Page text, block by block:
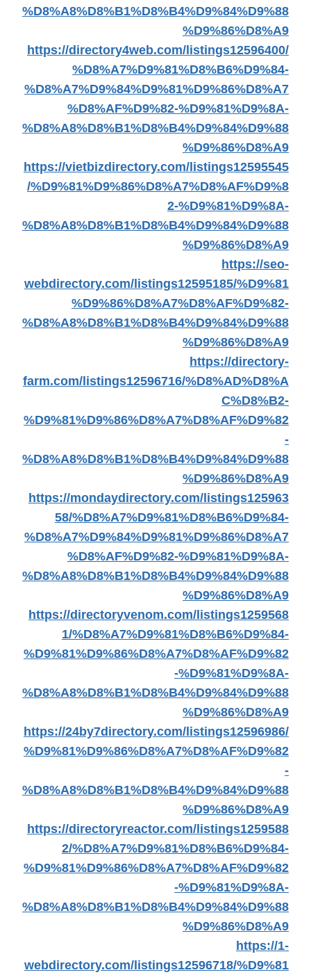
%D8%A8%D8%B1%D8%B4%D9%84%D9%88
%D9%86%D8%A9
https://directory4web.com/listings12596400/
%D8%A7%D9%81%D8%B6%D9%84-
%D8%A7%D9%84%D9%81%D9%86%D8%A7
%D8%AF%D9%82-%D9%81%D9%8A-
%D8%A8%D8%B1%D8%B4%D9%84%D9%88
%D9%86%D8%A9
https://vietbizdirectory.com/listings12595545
/%D9%81%D9%86%D8%A7%D8%AF%D9%8
2-%D9%81%D9%8A-
%D8%A8%D8%B1%D8%B4%D9%84%D9%88
%D9%86%D8%A9
https://seo-
webdirectory.com/listings12595185/%D9%81
%D9%86%D8%A7%D8%AF%D9%82-
%D8%A8%D8%B1%D8%B4%D9%84%D9%88
%D9%86%D8%A9
https://directory-
farm.com/listings12596716/%D8%AD%D8%A
C%D8%B2-
%D9%81%D9%86%D8%A7%D8%AF%D9%82
-
%D8%A8%D8%B1%D8%B4%D9%84%D9%88
%D9%86%D8%A9
https://mondaydirectory.com/listings125963
58/%D8%A7%D9%81%D8%B6%D9%84-
%D8%A7%D9%84%D9%81%D9%86%D8%A7
%D8%AF%D9%82-%D9%81%D9%8A-
%D8%A8%D8%B1%D8%B4%D9%84%D9%88
%D9%86%D8%A9
https://directoryvenom.com/listings1259568
1/%D8%A7%D9%81%D8%B6%D9%84-
%D9%81%D9%86%D8%A7%D8%AF%D9%82
-%D9%81%D9%8A-
%D8%A8%D8%B1%D8%B4%D9%84%D9%88
%D9%86%D8%A9
https://24by7directory.com/listings12596986/
%D9%81%D9%86%D8%A7%D8%AF%D9%82
-
%D8%A8%D8%B1%D8%B4%D9%84%D9%88
%D9%86%D8%A9
https://directoryreactor.com/listings1259588
2/%D8%A7%D9%81%D8%B6%D9%84-
%D9%81%D9%86%D8%A7%D8%AF%D9%82
-%D9%81%D9%8A-
%D8%A8%D8%B1%D8%B4%D9%84%D9%88
%D9%86%D8%A9
https://1-
webdirectory.com/listings12596718/%D9%81